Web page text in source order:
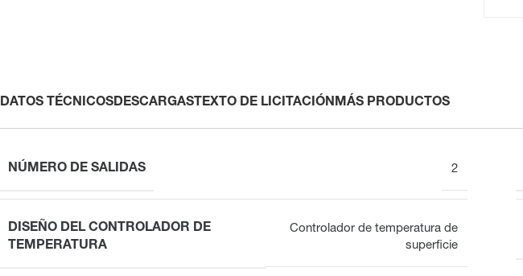
DATOS TÉCNICOSDESCARGASTEXTO DE LICITACIÓNMÁS PRODUCTOS
NÚMERO DE SALIDAS 2
DISEÑO DEL CONTROLADOR DE
TEMPERATURA
Controlador de temperatura de
superficie